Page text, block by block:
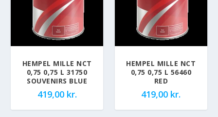
HEMPEL MILLE NCT
0,75 0,75 L 31750
SOUVENIRS BLUE
419,00 kr.
HEMPEL MILLE NCT
0,75 0,75 L 56460
RED
419,00 kr.